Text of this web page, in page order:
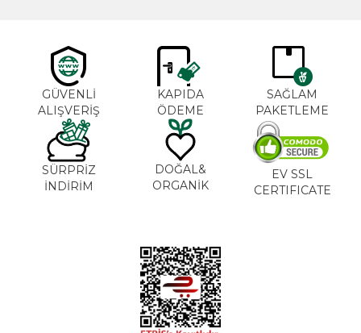
GÜVENLİ
ALIŞVERİŞ
KAPIDA
ÖDEME
SAĞLAM
PAKETLEME
SÜRPRİZ
İNDİRİM
DOĞAL&
ORGANİK
EV SSL
CERTIFICATE